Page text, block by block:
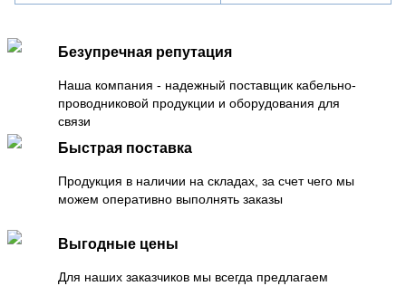
Безупречная репутация
Наша компания - надежный поставщик кабельно-
проводниковой продукции и оборудования для
связи
Быстрая поставка
Продукция в наличии на складах, за счет чего мы
можем оперативно выполнять заказы
Выгодные цены
Для наших заказчиков мы всегда предлагаем